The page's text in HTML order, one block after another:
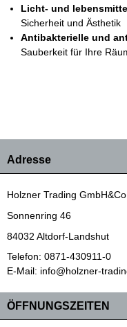
Licht- und
Sicherheit und Ästhetik
Antibakterielle und
Sauberkeit für Ihre
Adresse
Holzner Trading
Sonnenring 46
84032 Altdorf-Landshut
Telefon: 0871-430911-0
E-Mail: info@holzner-
ÖFFNUNGSZEITEN